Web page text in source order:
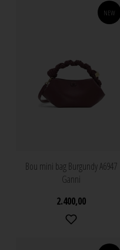
NEW
Bou mini bag Burgundy A6947
Ganni
2.400,00